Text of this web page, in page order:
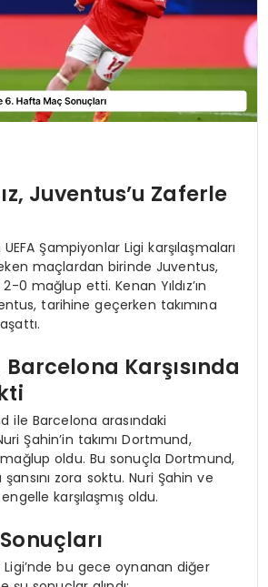
Juventus’u Zaferle
Şampiyonlar Ligi karşılaşmaları
maçlardan birinde Juventus,
0 mağlup etti. Kenan Yıldız’ın
tarihine geçerken takımına
Karşısında
ile Barcelona arasındaki
Şahin’in takımı Dortmund,
oldu. Bu sonuçla Dortmund,
zora soktu. Nuri Şahin ve
karşılaşmış oldu.
Ligi’nde bu gece oynanan diğer